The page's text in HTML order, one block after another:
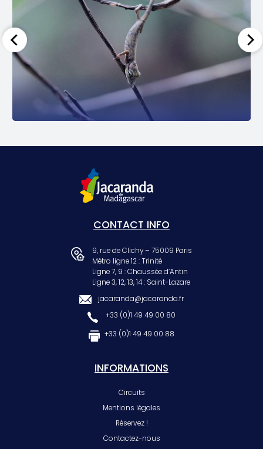
CONTACT INFO
9, rue de Clichy – 75009 Paris
Métro ligne 12 : Trinité
Ligne 7, 9 : Chaussée d’Antin
Ligne 3, 12, 13, 14 : Saint-Lazare
jacaranda@jacaranda.fr
+33 (0)1 49 49 00 80
+33 (0)1 49 49 00 88
INFORMATIONS
Circuits
Mentions légales
Réservez !
Contactez-nous